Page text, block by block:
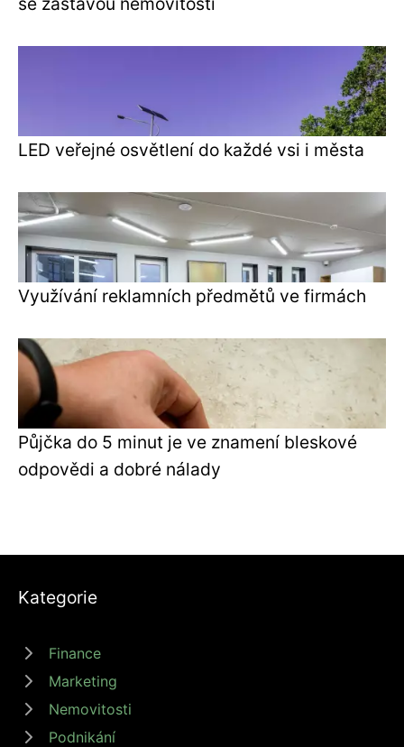
LED veřejné osvětlení do každé vsi i města
Využívání reklamních předmětů ve firmách
Půjčka do 5 minut je ve znamení bleskové
odpovědi a dobré nálady
Kategorie
Finance
Marketing
Nemovitosti
Podnikání